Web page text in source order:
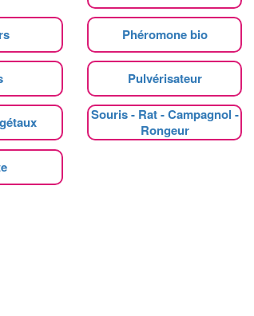
Phéromone bio
Pulvérisateur
Souris - Rat - Campagnol -
Rongeur